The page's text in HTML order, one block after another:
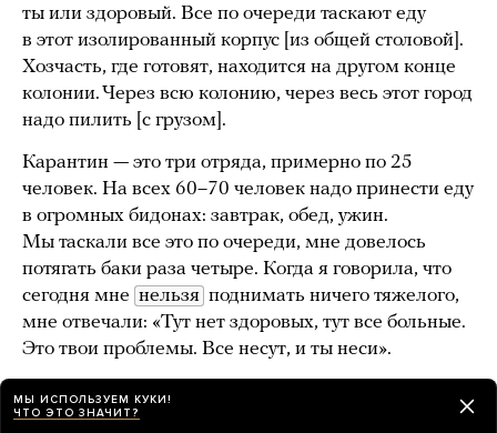
ты или здоровый. Все по очереди таскают еду
в этот изолированный корпус [из общей столовой].
Хозчасть, где готовят, находится на другом конце
колонии. Через всю колонию, через весь этот город
надо пилить [с грузом].
Карантин — это три отряда, примерно по 25
человек. На всех 60–70 человек надо принести еду
в огромных бидонах: завтрак, обед, ужин.
Мы таскали все это по очереди, мне довелось
потягать баки раза четыре. Когда я говорила, что
сегодня мне нельзя поднимать ничего тяжелого,
мне отвечали: «Тут нет здоровых, тут все больные.
Это твои проблемы. Все несут, и ты неси».
Уже неделя прошла, а у меня месячные в самом
разгаре. Я понимаю: что-то не так. Начинается
МЫ ИСПОЛЬЗУЕМ КУКИ!
ЧТО ЭТО ЗНАЧИТ?